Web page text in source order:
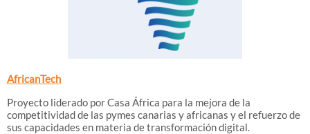
AfricanTech
Proyecto liderado por Casa África para la mejora de la
competitividad de las pymes canarias y africanas y el refuerzo de
sus capacidades en materia de transformación digital.